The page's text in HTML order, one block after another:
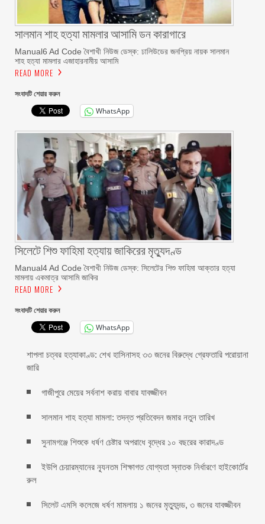
সালমান শাহ হত্যা মামলার আসামি ডন কারাগারে
Manual6 Ad Code বৈশাখী নিউজ ডেস্ক: ঢালিউডের জনপ্রিয় নায়ক সালমান
শাহ হত্যা মামলার এজাহারনামীয় আসামি
READ MORE
সংবাদটি শেয়ার করুন
WhatsApp
সিলেটে শিশু ফাহিমা হত্যায় জাকিরের মৃত্যুদণ্ড
Manual4 Ad Code বৈশাখী নিউজ ডেস্ক: সিলেটের শিশু ফাহিমা আক্তার হত্যা
মামলায় একমাত্র আসামি জাকির
READ MORE
সংবাদটি শেয়ার করুন
WhatsApp
শাপলা চত্বর হত্যাকাণ্ড: শেখ হাসিনাসহ ৩৩ জনের বিরুদ্ধে গ্রেফতারি পরোয়ানা
জারি
গাজীপুরে মেয়ের সর্বনাশ করায় বাবার যাবজ্জীবন
সালমান শাহ হত্যা মামলা: তদন্ত প্রতিবেদন জমার নতুন তারিখ
সুনামগঞ্জে শিশুকে ধর্ষণ চেষ্টার অপরাধে বৃদ্ধের ১০ বছরের কারাদণ্ড
ইউপি চেয়ারম্যানের ন্যূনতম শিক্ষাগত যোগ্যতা স্নাতক নির্ধারণে হাইকোর্টের
রুল
সিলেট এমসি কলেজে ধর্ষণ মামলায় ১ জনের মৃত্যুদন্ড, ৩ জনের যাবজ্জীবন